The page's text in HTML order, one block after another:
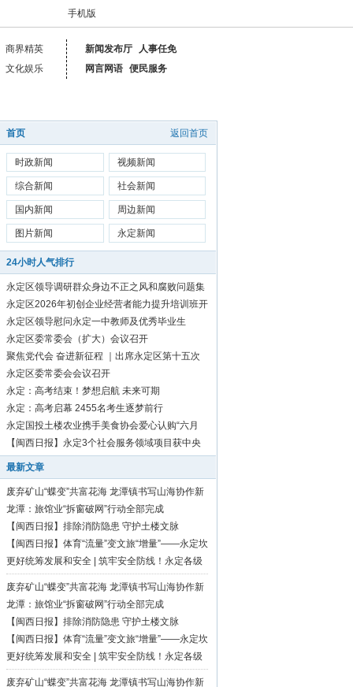
手机版
商界精英
文化娱乐
新闻发布厅
人事任免
网言网语 便民服务
返回首页
首页
时政新闻 视频新闻
综合新闻 社会新闻
国内新闻 周边新闻
图片新闻 永定新闻
24小时人气排行
永定区领导调研群众身边不正之风和腐败问题集
中整治工作
永定区2026年初创企业经营者能力提升培训班开
始报名啦！
永定区领导慰问永定一中教师及优秀毕业生
永定区委常委会（扩大）会议召开
聚焦党代会 奋进新征程 ｜出席永定区第十五次
党代会代表向大会报到
永定区委常委会会议召开
永定：高考结束！梦想启航 未来可期
永定：高考启幕 2455名考生逐梦前行
永定国投土楼农业携手美食协会爱心认购“六月
红”芋1500斤
【闽西日报】永定3个社会服务领域项目获中央
资金补助
最新文章
废弃矿山“蝶变”共富花海 龙潭镇书写山海协作新
篇章
龙潭：旅馆业“拆窗破网”行动全部完成
【闽西日报】排除消防隐患 守护土楼文脉
【闽西日报】体育“流量”变文旅“增量”——永定坎
市深耕“村BA”品牌激活乡村振兴活力
更好统筹发展和安全 | 筑牢安全防线！永定各级
废弃矿山“蝶变”共富花海 龙潭镇书写山海协作新
篇章
龙潭：旅馆业“拆窗破网”行动全部完成
【闽西日报】排除消防隐患 守护土楼文脉
【闽西日报】体育“流量”变文旅“增量”——永定坎
市深耕“村BA”品牌激活乡村振兴活力
更好统筹发展和安全 | 筑牢安全防线！永定各级
废弃矿山“蝶变”共富花海 龙潭镇书写山海协作新